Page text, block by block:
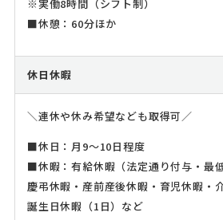
※実働8時間（シフト制）
■休憩：60分ほか
休日休暇
＼連休や休み希望なども取得可／
■休日：月9～10日程度
■休暇：有給休暇（法定通り付与・最
慶弔休暇・産前産後休暇・育児休暇・
誕生日休暇（1日）など